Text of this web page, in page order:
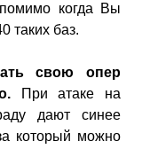
когда Вы
таких баз.
свою опер
При атаке на
дают синее
который можно